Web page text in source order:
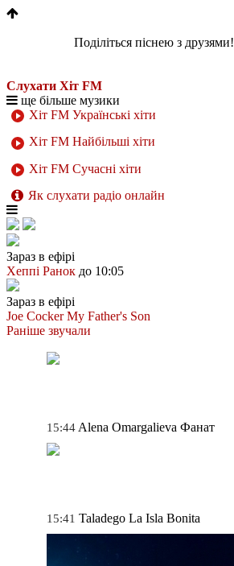
Поділіться піснею з друзями!
Слухати Хіт FM
ще більше музики
Хіт FM Українські хіти
Хіт FM Найбільші хіти
Хіт FM Сучасні хіти
Як слухати радіо онлайн
Зараз в ефірі
Хеппі Ранок до 10:05
Зараз в ефірі
Joe Cocker My Father's Son
Раніше звучали
15:44 Alena Omargalieva Фанат
15:41 Taladego La Isla Bonita